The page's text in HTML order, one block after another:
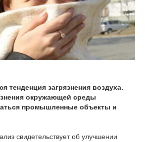
тенденция загрязнения воздуха.
окружающей среды
промышленные объекты и
свидетельствует об улучшении